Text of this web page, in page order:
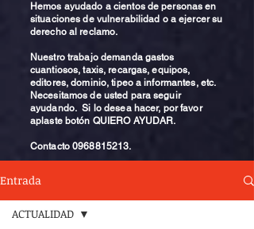
Hemos ayudado a cientos de personas en
situaciones de vulnerabilidad o a ejercer su
derecho al reclamo.
Nuestro trabajo demanda gastos
cuantiosos, taxis, recargas, equipos,
editores, dominio, tipeo a informantes, etc.
Necesitamos de usted para seguir
ayudando. Si lo desea hacer, por favor
aplaste botón QUIERO AYUDAR.
Contacto0968815213.
Entrada
ACTUALIDAD